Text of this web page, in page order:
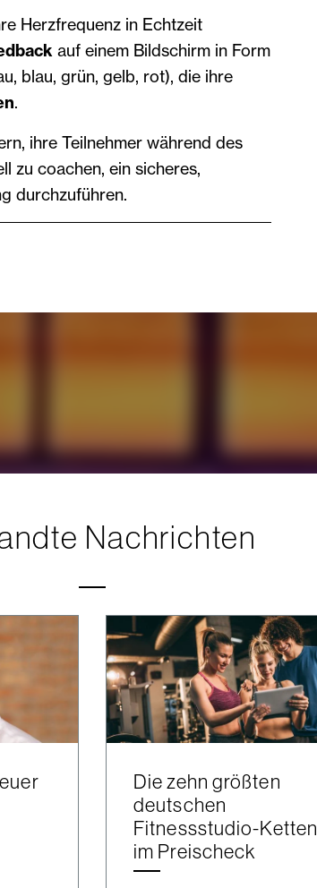
Herzfrequenz in Echtzeit
auf einem Bildschirm in Form
blau, grün, gelb, rot), die ihre
.
ihre Teilnehmer während des
zu coachen, ein sicheres,
durchzuführen.
Nachrichten
Die zehn größten
deutschen
Fitnessstudio-Ketten
im Preischeck